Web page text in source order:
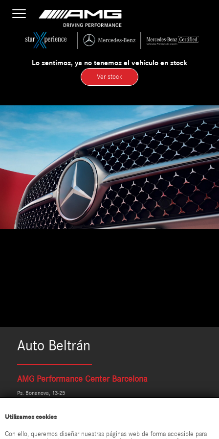
Toggle
navigation
Lo sentimos, ya no tenemos el vehículo en stock
Ver stock
Auto Beltrán
AMG Performance Center Barcelona
Ps. Bonanova, 13-25
Utilizamos cookies
Con ello, queremos diseñar nuestras páginas web de forma accesible para